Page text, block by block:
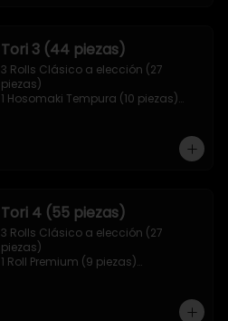
Tori 3 (44 piezas)
3 Rolls Clásico a elección (27
piezas)
1 Hosomaki Tempura (10 piezas)
Tori 4 (55 piezas)
3 Rolls Clásico a elección (27
piezas)
1 Roll Premium (9 piezas)